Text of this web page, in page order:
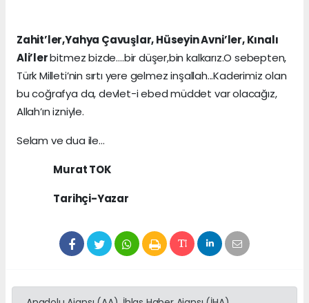
Zahit’ler,Yahya Çavuşlar, Hüseyin Avni’ler, Kınalı
Ali’lerbitmez bizde….bir düşer,bin kalkarız.O sebepten,
Türk Milleti’nin sırtı yere gelmez inşallah...Kaderimiz olan
bu coğrafya da, devlet-i ebed müddet var olacağız,
Allah’ın izniyle.
Selam ve dua ile…
Murat TOK
Tarihçi-Yazar